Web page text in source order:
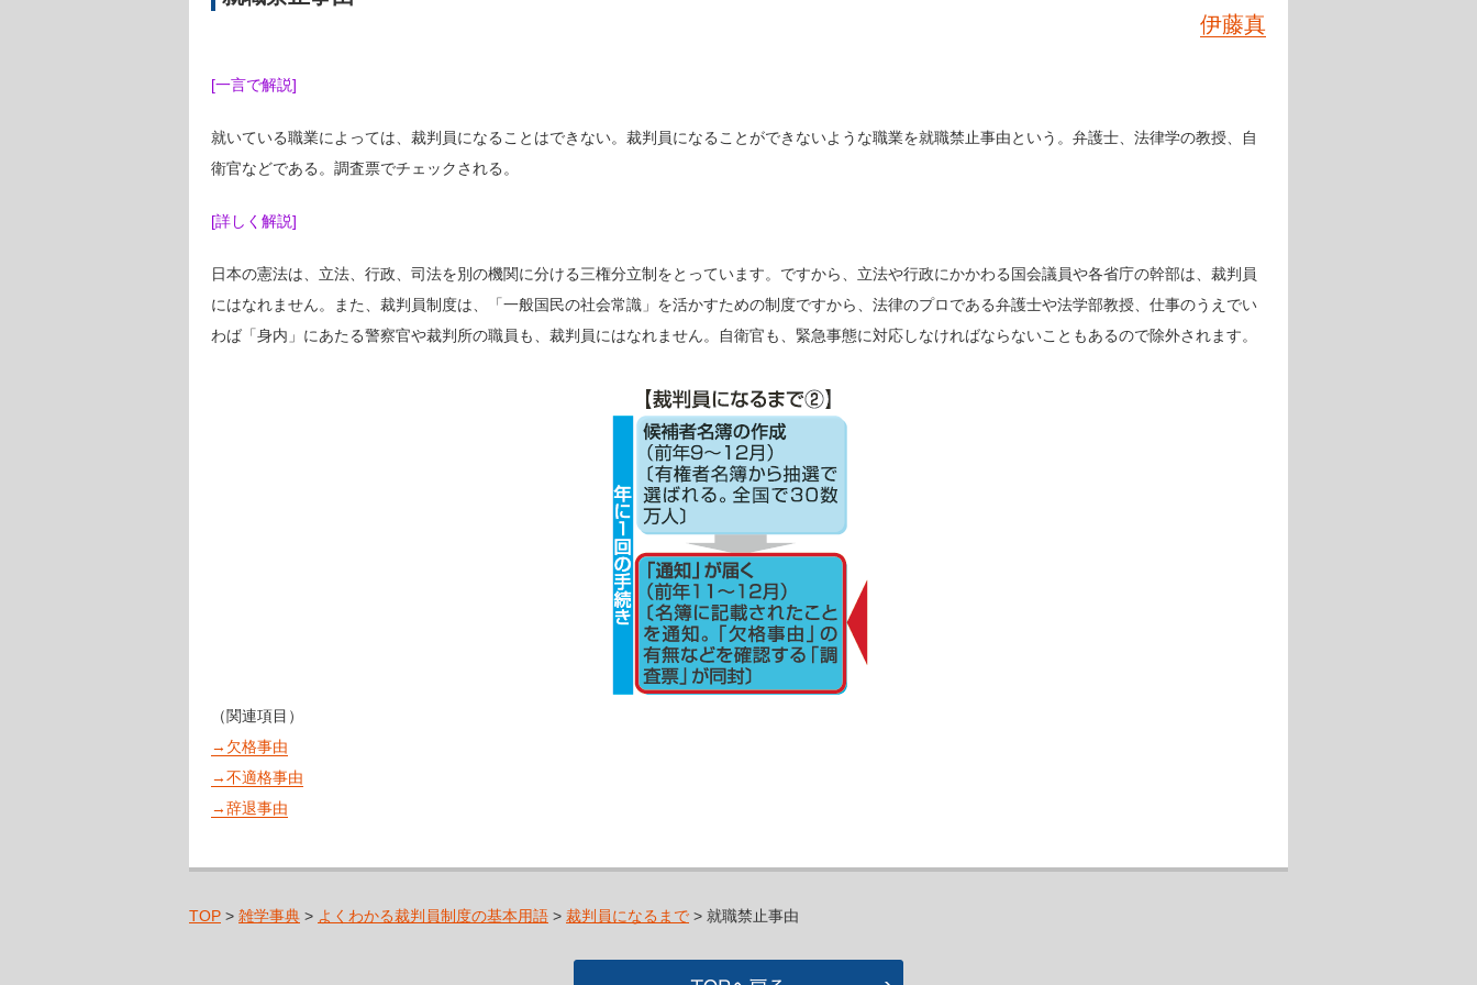
伊藤真
[一言で解説]
就いている職業によっては、裁判員になることはできない。裁判員になることができないような職業を就職禁止事由という。弁護士、法律学の教授、自
衛官などである。調査票でチェックされる。
[詳しく解説]
日本の憲法は、立法、行政、司法を別の機関に分ける三権分立制をとっています。ですから、立法や行政にかかわる国会議員や各省庁の幹部は、裁判員
にはなれません。また、裁判員制度は、「一般国民の社会常識」を活かすための制度ですから、法律のプロである弁護士や法学部教授、仕事のうえでい
わば「身内」にあたる警察官や裁判所の職員も、裁判員にはなれません。自衛官も、緊急事態に対応しなければならないこともあるので除外されます。
（関連項目）
→欠格事由
→不適格事由
→辞退事由
TOP > 雑学事典 > よくわかる裁判員制度の基本用語 > 裁判員になるまで > 就職禁止事由